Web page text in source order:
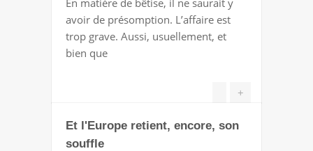
PATRICK
DEVEDJIAN
N'EST
ANTISOCIALE
avoir de présomption. L’affaire est
trop grave. Aussi, usuellement, et
bien que
+
Et l'Europe retient, encore, son
souffle